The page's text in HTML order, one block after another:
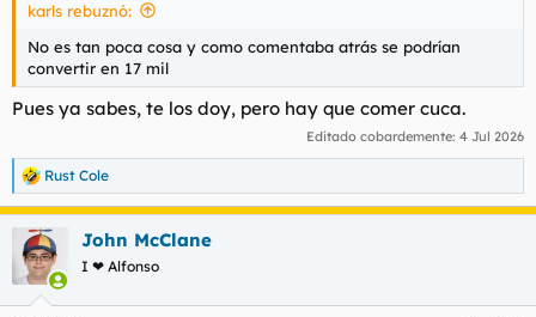
karls rebuznó:
No es tan poca cosa y como comentaba atrás se podrían
convertir en 17 mil
Pues ya sabes, te los doy, pero hay que comer cuca.
Editado cobardemente: 4 Jul 2026
R
e
a
c
c
Rust Cole
John McClane
I ❤ Alfonso